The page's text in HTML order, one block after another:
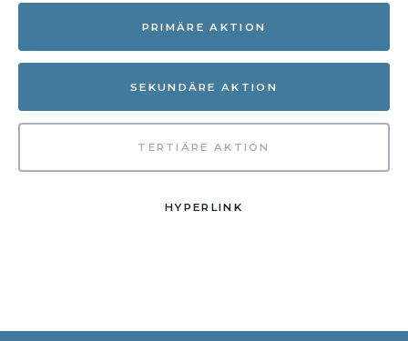
PRIMÄRE AKTION
SEKUNDÄRE AKTION
TERTIÄRE AKTION
HYPERLINK